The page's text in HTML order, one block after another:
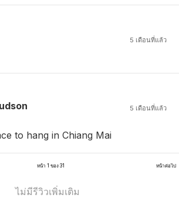
5 เดือนที่แล้ว
5 เดือนที่แล้ว
to hang in Chiang Mai
หน้า 1 ของ 31 หน้าต่อไป
ไม่มีรีวิวเพิ่มเติม